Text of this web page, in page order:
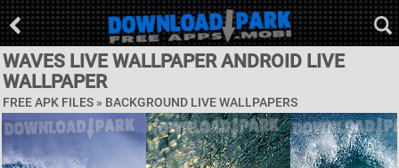
WAVES LIVE WALLPAPER ANDROID LIVE
WALLPAPER
FREE APK FILES » BACKGROUND LIVE WALLPAPERS